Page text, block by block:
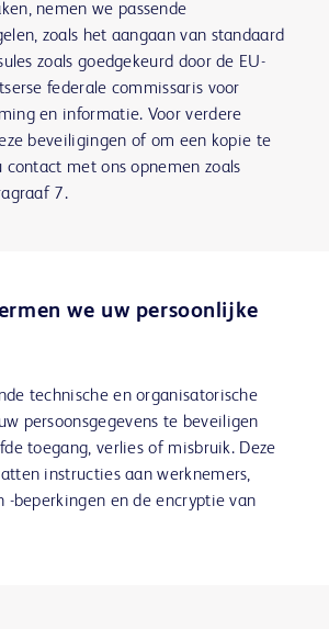
nemen we passende
zoals het aangaan van standaard
zoals goedgekeurd door de EU-
federale commissaris voor
en informatie. Voor verdere
beveiligingen of om een kopie te
contact met ons opnemen zoals
7.
we uw persoonlijke
technische en organisatorische
persoonsgegevens te beveiligen
toegang, verlies of misbruik. Deze
instructies aan werknemers,
-beperkingen en de encryptie van